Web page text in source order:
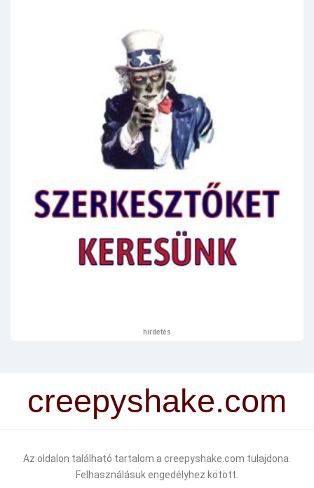
hirdetés
creepyshake.com
Az oldalon található tartalom a creepyshake.com tulajdona.
Felhasználásuk engedélyhez kötött.